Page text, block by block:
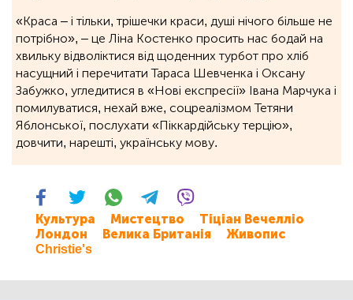
«Краса – і тільки, трішечки краси, душі нічого більше не
потрібно», ‒ це Ліна Костенко просить нас бодай на
хвильку відволіктися від щоденних турбот про хліб
насущний і перечитати Тараса Шевченка і Оксану
Забужко, угледитися в «Нові експресії» Івана Марчука і
помилуватися, нехай вже, соцреалізмом Тетяни
Яблонської, послухати «Піккардійську терцію»,
довчити, нарешті, українську мову.
Культура Мистецтво
Тіціан Вечелліо
Лондон
Велика Британія
Живопис
Christie's